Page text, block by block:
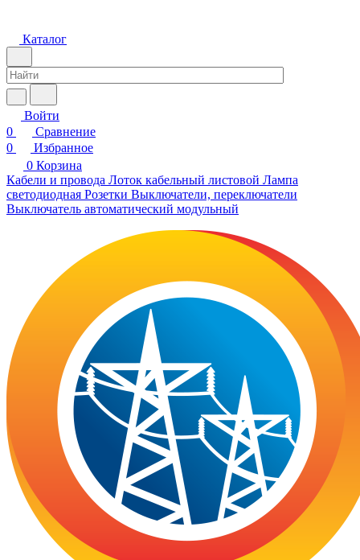
Каталог
Войти
0
Сравнение
0
Избранное
0 Корзина
Кабели и провода Лоток кабельный листовой Лампа
светодиодная Розетки Выключатели, переключатели
Выключатель автоматический модульный